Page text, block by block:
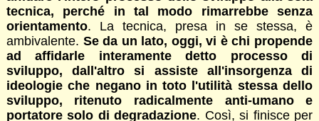
tecnica, perché in tal modo rimarrebbe senza
orientamento. La tecnica, presa in se stessa, è
ambivalente. Se da un lato, oggi, vi è chi propende
ad affidarle interamente detto processo di
sviluppo, dall'altro si assiste all'insorgenza di
ideologie che negano in toto l'utilità stessa dello
sviluppo, ritenuto radicalmente anti-umano e
portatore solo di degradazione. Così, si finisce per